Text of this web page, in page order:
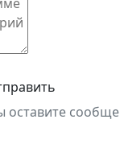
оставите